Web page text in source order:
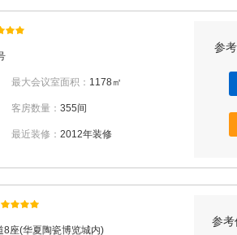
最大会议室面积： 1178㎡
客房数量： 355间
最近装修： 2012年装修
参考
8座(华夏陶瓷博览城内)
参考